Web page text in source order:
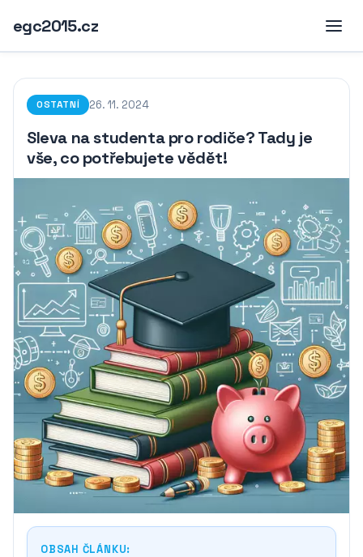
egc2015.cz
OSTATNÍ 26. 11. 2024
Sleva na studenta pro rodiče? Tady je
vše, co potřebujete vědět!
OBSAH ČLÁNKU: